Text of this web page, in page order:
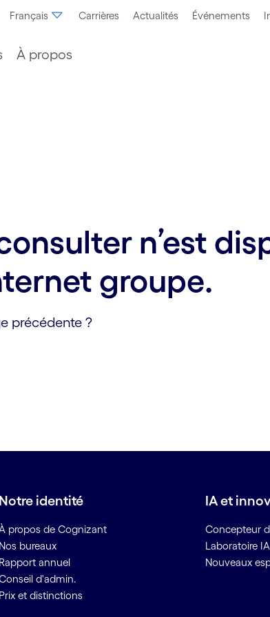
Français Carrières Actualités Événements
À propos
n’est
groupe.
précédente ?
Notre identité
propos de Cognizant
Nos bureaux
Rapport annuel
d'admin.
Prix et distinctions
IA et
Concepteur
Laboratoire IA
Nouveaux